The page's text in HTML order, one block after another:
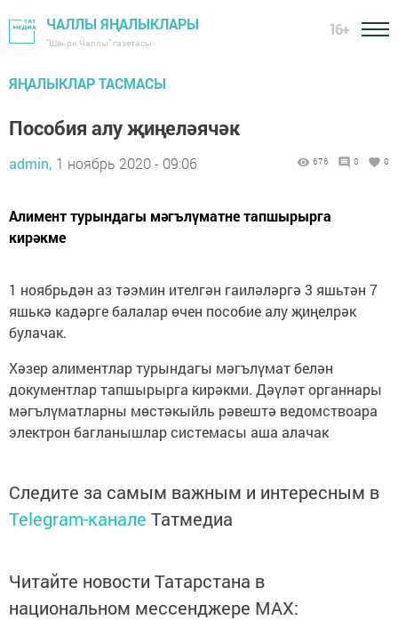
ЧАЛЛЫ ЯҢАЛЫКЛАРЫ
"Шәһри Чаллы" газетасы
16+
ЯҢАЛЫКЛАР ТАСМАСЫ
Пособия алу җиңеләячәк
admin, 1 ноябрь 2020 - 09:06 676 0 0
Алимент турындагы мәгълүматне тапшырырга
кирәкме
1 ноябрьдән аз тәэмин ителгән гаиләләргә 3 яшьтән 7
яшькә кадәрге балалар өчен пособие алу җиңелрәк
булачак.
Хәзер алиментлар турындагы мәгълүмат белән
документлар тапшырырга кирәкми. Дәүләт органнары
мәгълүматларны мөстәкыйль рәвештә ведомствоара
электрон багланышлар системасы аша алачак
Следите за самым важным и интересным в
Telegram-канале Татмедиа
Читайте новости Татарстана в
национальном мессенджере MАХ: